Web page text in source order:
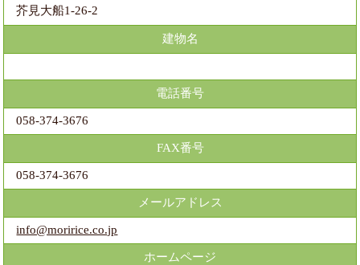
芥見大船1-26-2
建物名
電話番号
058-374-3676
FAX番号
058-374-3676
メールアドレス
info@moririce.co.jp
ホームページ